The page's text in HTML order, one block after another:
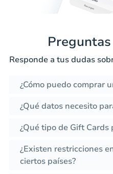
Responde a tus dudas
¿Cómo puedo comprar
¿Qué datos necesito
¿Qué tipo de Gift Cards
¿Existen restricciones
ciertos países?